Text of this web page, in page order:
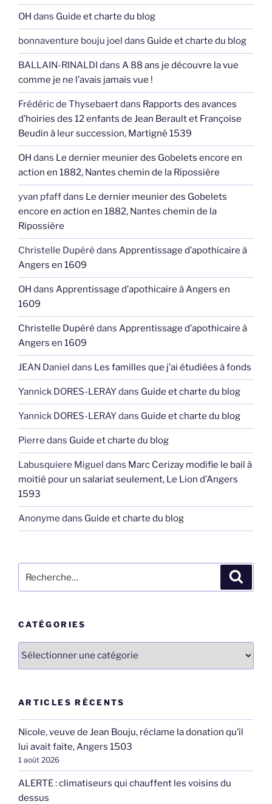
OH dans Guide et charte du blog
bonnaventure bouju joel dans Guide et charte du blog
BALLAIN-RINALDI dans A 88 ans je découvre la vue
comme je ne l’avais jamais vue !
Frédéric de Thysebaertdans Rapports des avances
d’hoiries des 12 enfants de Jean Berault et Françoise
Beudin à leur succession, Martigné 1539
OH dans Le dernier meunier des Gobelets encore en
action en 1882, Nantes chemin de la Ripossière
yvan pfaffdans Le dernier meunier des Gobelets
encore en action en 1882, Nantes chemin de la
Ripossière
Christelle Dupéré dans Apprentissage d’apothicaire à
Angers en 1609
OH dans Apprentissage d’apothicaire à Angers en
1609
Christelle Dupéré dans Apprentissage d’apothicaire à
Angers en 1609
JEAN Daniel dans Les familles que j’ai étudiées à fonds
Yannick DORES-LERAYdans Guide et charte du blog
Yannick DORES-LERAYdans Guide et charte du blog
Pierre dans Guide et charte du blog
Labusquiere Miguel dans Marc Cerizay modifie le bail à
moitié pour un salariat seulement, Le Lion d’Angers
1593
Anonyme dans Guide et charte du blog
pour
CATÉGORIES
Catégories
ARTICLES RÉCENTS
Nicole, veuve de Jean Bouju, réclame la donation qu’il
lui avait faite, Angers 1503
1 août 2026
ALERTE : climatiseurs qui chauffent les voisins du
dessus